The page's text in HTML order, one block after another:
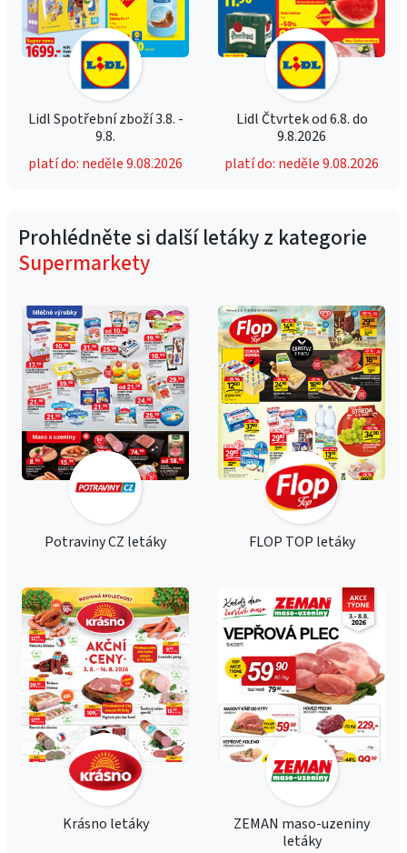
Lidl Spotřební zboží 3.8. -
9.8.
platí do: neděle 9.08.2026
Lidl Čtvrtek od 6.8. do
9.8.2026
platí do: neděle 9.08.2026
Prohlédněte si další letáky z kategorie
Supermarkety
Potraviny CZ letáky FLOP TOP letáky
Krásno letáky
ZEMAN maso-uzeniny
letáky